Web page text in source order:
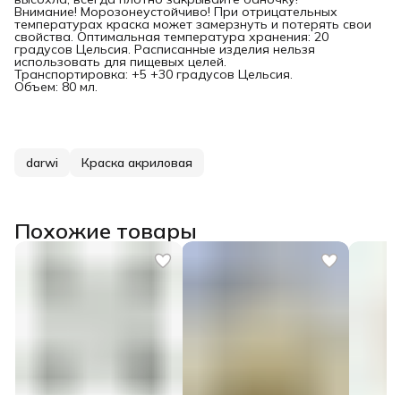
Внимание! Морозонеустойчиво! При отрицательных
температурах краска может замерзнуть и потерять свои
свойства. Оптимальная температура хранения: 20
градусов Цельсия. Расписанные изделия нельзя
использовать для пищевых целей.
Транспортировка: +5 +30 градусов Цельсия.
Объем: 80 мл.
darwi Краска акриловая
Похожие товары